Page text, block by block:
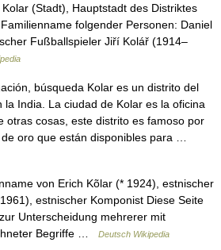
(Stadt), Hauptstadt des Distriktes
folgender Personen: Daniel
Fußballspieler Jiří Kolář (1914–
búsqueda Kolar es un distrito del
la India. La ciudad de Kolar es la oficina
otras cosas, este distrito es famoso por
oro que están disponibles para …
von Erich Kõlar (* 1924), estnischer
estnischer Komponist Diese Seite
Unterscheidung mehrerer mit
Begriffe …
Deutsch Wikipedia